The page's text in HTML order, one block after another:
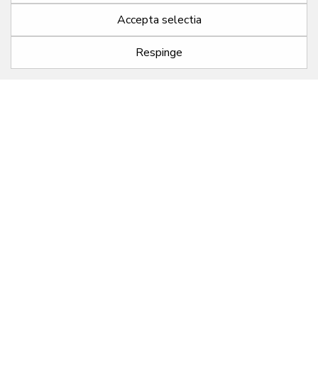
Returnari
acordul tău.
Accepta selectia
Respinge
FILTREAZA PRODUSELE